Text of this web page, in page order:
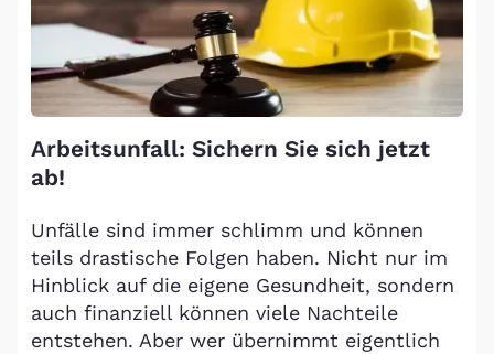
Arbeitsunfall: Sichern Sie sich jetzt
ab!
Unfälle sind immer schlimm und können
teils drastische Folgen haben. Nicht nur im
Hinblick auf die eigene Gesundheit, sondern
auch finanziell können viele Nachteile
entstehen. Aber wer übernimmt eigentlich